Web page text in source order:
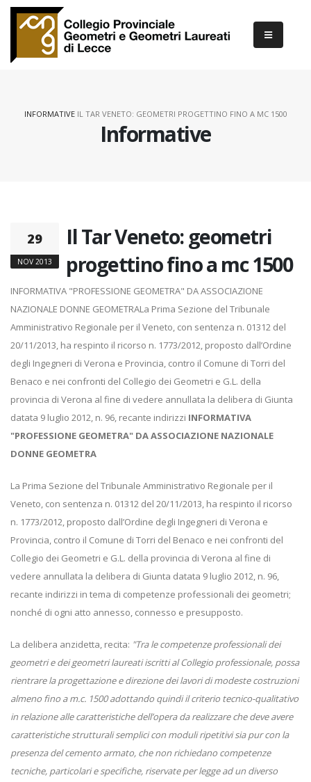
Informative
INFORMATIVE IL TAR VENETO: GEOMETRI PROGETTINO FINO A MC 1500
29
NOV 2013
Il Tar Veneto: geometri
progettino fino a mc 1500
INFORMATIVA "PROFESSIONE GEOMETRA" DA ASSOCIAZIONE
NAZIONALE DONNE GEOMETRALa Prima Sezione del Tribunale
Amministrativo Regionale per il Veneto, con sentenza n. 01312 del
20/11/2013, ha respinto il ricorso n. 1773/2012, proposto dall’Ordine
degli Ingegneri di Verona e Provincia, contro il Comune di Torri del
Benaco e nei confronti del Collegio dei Geometri e G.L. della
provincia di Verona al fine di vedere annullata la delibera di Giunta
datata 9 luglio 2012, n. 96, recante indirizzi INFORMATIVA
"PROFESSIONE GEOMETRA" DA ASSOCIAZIONE NAZIONALE
DONNE GEOMETRA
La Prima Sezione del Tribunale Amministrativo Regionale per il
Veneto, con sentenza n. 01312 del 20/11/2013, ha respinto il ricorso
n. 1773/2012, proposto dall’Ordine degli Ingegneri di Verona e
Provincia, contro il Comune di Torri del Benaco e nei confronti del
Collegio dei Geometri e G.L. della provincia di Verona al fine di
vedere annullata la delibera di Giunta datata 9 luglio 2012, n. 96,
recante indirizzi in tema di competenze professionali dei geometri;
nonché di ogni atto annesso, connesso e presupposto.
La delibera anzidetta, recita: "Tra le competenze professionali dei
geometri e dei geometri laureati iscritti al Collegio professionale, possa
rientrare la progettazione e direzione dei lavori di modeste costruzioni
almeno fino a m.c. 1500 adottando quindi il criterio tecnico-qualitativo
in relazione alle caratteristiche dell’opera da realizzare che deve avere
caratteristiche strutturali semplici con moduli ripetitivi sia pur con la
presenza del cemento armato, che non richiedano competenze
tecniche, particolari e specifiche, riservate per legge ad un diverso